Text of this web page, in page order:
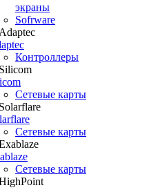
экраны
Sofrware
Контроллеры
Сетевые карты
Сетевые карты
Сетевые карты